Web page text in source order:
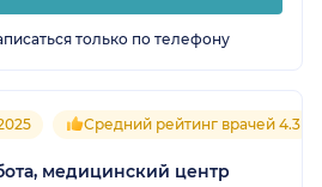
только по телефону
Средний рейтинг врачей 4.3
медицинский центр